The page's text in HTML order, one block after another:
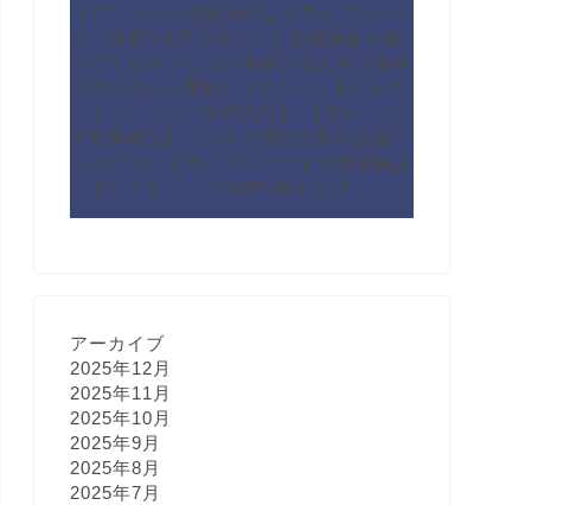
【グローバル資産運用ならマイプロパテ
ィ 毎月5万円で安心した老後資金を積
み立てるオフショア保険の個人年金保険
の取り扱いを開始しました に
【ジョイ
ントベンチャー株式会社】 【マレーシ
ア教育移住】インター選びの思わぬ落と
し穴についてマイプロパティが徹底解説
してします。 – TrendPulse より
アーカイブ
2025年12月
2025年11月
2025年10月
2025年9月
2025年8月
2025年7月